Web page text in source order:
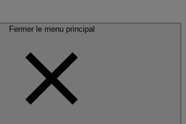
Fermer le menu principal